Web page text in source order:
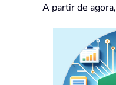
A partir de